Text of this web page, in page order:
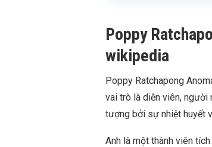
Poppy
wikipedia
Poppy Ratchapong
vai trò là diễn viên, người
tượng bởi sự nhiệt huyết
Anh là một thành viên